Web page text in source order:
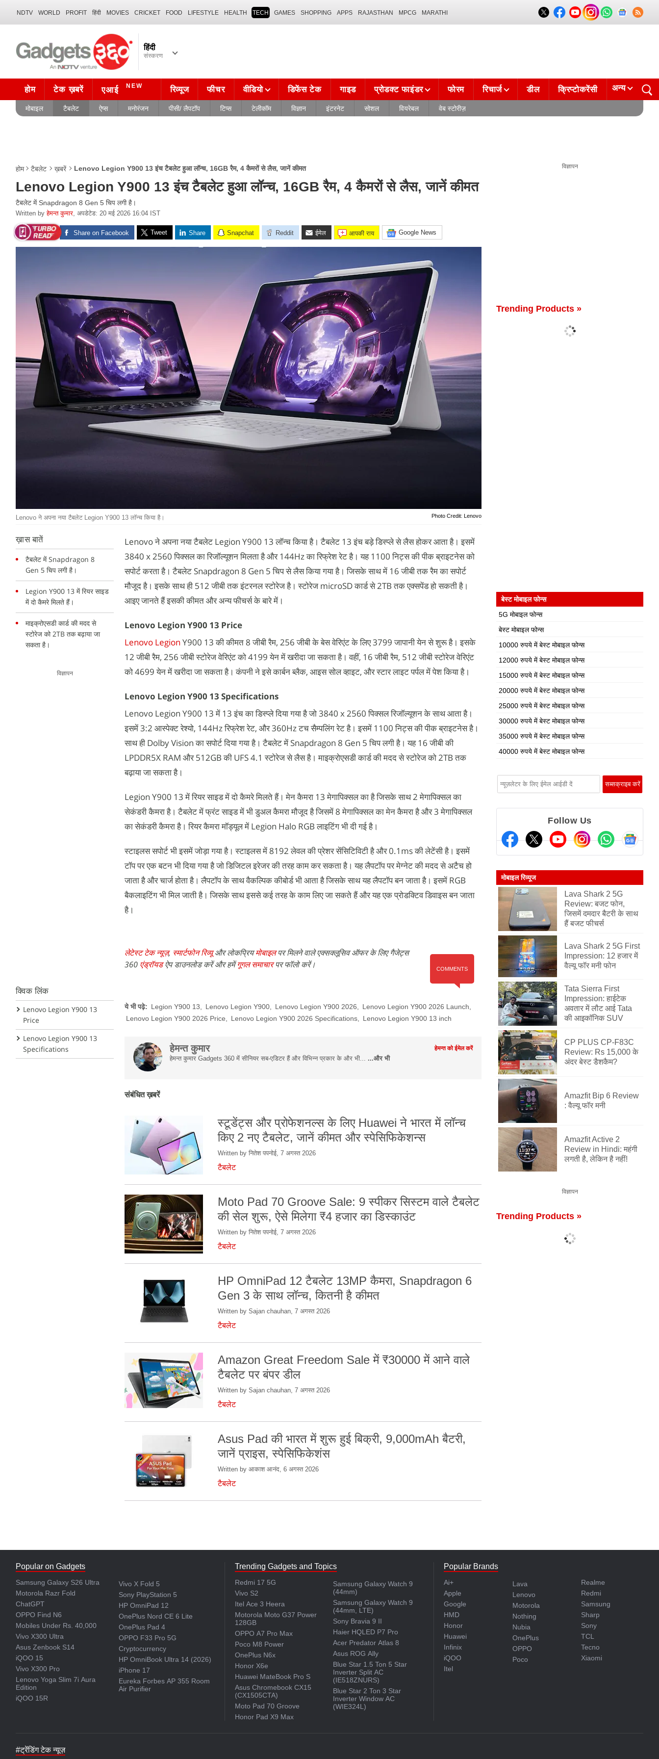
NDTV WORLD PROFIT हिंदी MOVIES CRICKET FOOD LIFESTYLE HEALTH TECH GAMES SHOPPING APPS RAJASTHAN MPCG MARATHI
हिंदी
संस्करण
होम टेक ख़बरें एआई NEW रिव्यूज फीचर वीडियो डिफेंस टेक गाइड प्रोडक्ट फाइंडर फोरम रिचार्ज डील क्रिप्टोकरेंसी अन्य
मोबाइल टैबलेट ऐप्स मनोरंजन पीसी/ लैपटॉप टिप्स टेलीकॉम विज्ञान इंटरनेट सोशल वियरेबल वेब स्टोरीज़
होम टैबलेट ख़बरें Lenovo Legion Y900 13 इंच टैबलेट हुआ लॉन्च, 16GB रैम, 4 कैमरों से लैस, जानें कीमत
Lenovo Legion Y900 13 इंच टैबलेट हुआ लॉन्च, 16GB रैम, 4 कैमरों से लैस, जानें कीमत
टैबलेट में Snapdragon 8 Gen 5 चिप लगी है।
Written byहेमन्त कुमार, अपडेटेड: 20 मई 2026 16:04 IST
Share on Facebook Tweet Share Snapchat Reddit ईमेल आपकी राय Google News
Photo Credit: Lenovo
Lenovo ने अपना नया टैबलेट Legion Y900 13 लॉन्च किया है।
ख़ास बातें
टैबलेट में Snapdragon 8
Gen 5 चिप लगी है।
Legion Y900 13 में रियर साइड
में दो कैमरे मिलते हैं।
माइक्रोएसडी कार्ड की मदद से
स्टोरेज को 2TB तक बढ़ाया जा
सकता है।
विज्ञापन
क्विक लिंक
Lenovo Legion Y900 13
Price
Lenovo Legion Y900 13
Specifications
Lenovo ने अपना नया टैबलेट Legion Y900 13 लॉन्च किया है। टैबलेट 13 इंच बड़े डिस्प्ले से लैस होकर आता है। इसमें
3840 x 2560 पिक्सल का रिजॉल्यूशन मिलता है और 144Hz का रिफ्रेश रेट है। यह 1100 निट्स की पीक ब्राइटनेस को
सपोर्ट करता है। टैबलेट Snapdragon 8 Gen 5 चिप से लैस किया गया है। जिसके साथ में 16 जीबी तक रैम का सपोर्ट
मौजूद है। इसके साथ ही 512 जीबी तक इंटरनल स्टोरेज है। स्टोरेज microSD कार्ड से 2TB तक एक्सपेंड हो सकती है।
आइए जानते हैं इसकी कीमत और अन्य फीचर्स के बारे में।
Lenovo Legion Y900 13 Price
Lenovo Legion Y900 13 की कीमत 8 जीबी रैम, 256 जीबी के बेस वेरिएंट के लिए 3799 जापानी येन से शुरू है। इसके
12 जीबी रैम, 256 जीबी स्टोरेज वेरिएंट को 4199 येन में खरीदा जा सकता है। वहीं, 16 जीबी रैम, 512 जीबी स्टोरेज वेरिएंट
को 4699 येन में खरीदा जा सकता है। कंपनी ने इसे कार्बन ब्लैक, आइस सोल व्हाइट, और स्टार लाइट पर्पल में पेश किया है।
Lenovo Legion Y900 13 Specifications
Lenovo Legion Y900 13 में 13 इंच का डिस्प्ले दिया गया है जो 3840 x 2560 पिक्सल रिजॉल्यूशन के साथ आता है।
इसमें 3:2 आस्पेक्ट रेश्यो, 144Hz रिफ्रेश रेट, और 360Hz टच सैम्पलिंग रेट है। इसमें 1100 निट्स की पीक ब्राइटनेस है।
साथ ही Dolby Vision का सपोर्ट दिया गया है। टैबलेट में Snapdragon 8 Gen 5 चिप लगी है। यह 16 जीबी की
LPDDR5X RAM और 512GB की UFS 4.1 स्टोरेज से लैस है। माइक्रोएसडी कार्ड की मदद से स्टोरेज को 2TB तक
बढ़ाया जा सकता है।
Legion Y900 13 में रियर साइड में दो कैमरे मिलते हैं। मेन कैमरा 13 मेगापिक्सल का है जिसके साथ 2 मेगापिक्सल का
सेकंडरी कैमरा है। टैबलेट में फ्रंट साइड में भी डुअल कैमरा मौजूद है जिसमें 8 मेगापिक्सल का मेन कैमरा है और 3 मेगापिक्सल
का सेकंडरी कैमरा है। रियर कैमरा मॉड्यूल में Legion Halo RGB लाइटिंग भी दी गई है।
स्टाइलस सपोर्ट भी इसमें जोड़ा गया है। स्टाइलस में 8192 लेवल की प्रेशर सेंसिटिविटी है और 0.1ms की लेटेंसी है। इसमें
टॉप पर एक बटन भी दिया गया है जो डिजिटल इरेजर की तरह काम कर सकता है। यह लैपटॉप पर मेग्नेट की मदद से अटैच हो
जाता है और चार्ज होता है। लैपटॉप के साथ वैकल्पिक कीबोर्ड भी आता है जिसके साथ यह लैपटॉप बन जाता है। इसमें RGB
बैकलाइटिंग भी मिल जाती है। जिसके साथ इससे कई तरह के काम लिए जा सकते हैं और यह एक प्रोडक्टिव डिवाइस बन जाता
है।
COMMENTS
लेटेस्ट टेक न्यूज़, स्मार्टफोन रिव्यूऔर लोकप्रियमोबाइलपर मिलने वाले एक्सक्लूसिव ऑफर के लिए गैजेट्स
360 एंड्रॉयडऐप डाउनलोड करें और हमेंगूगल समाचारपर फॉलो करें।
ये भी पढ़े: Legion Y900 13 Lenovo Legion Y900 Lenovo Legion Y900 2026 Lenovo Legion Y900 2026 Launch
Lenovo Legion Y900 2026 Price
Lenovo Legion Y900 2026 Specifications Lenovo Legion Y900 13 inch
हेमन्त कुमार हेमन्त को ईमेल करें
हेमन्त कुमार Gadgets 360 में सीनियर सब-एडिटर हैं और विभिन्न प्रकार के और भी... ...और भी
संबंधित ख़बरें
स्टूडेंट्स और प्रोफेशनल्स के लिए Huawei ने भारत में लॉन्च
किए 2 नए टैबलेट, जानें कीमत और स्पेसिफिकेशन्स
Written by नितेश पपनोई, 7 अगस्त 2026
टैबलेट
Moto Pad 70 Groove Sale: 9 स्पीकर सिस्टम वाले टैबलेट
की सेल शुरू, ऐसे मिलेगा ₹4 हजार का डिस्काउंट
Written by नितेश पपनोई, 7 अगस्त 2026
टैबलेट
HP OmniPad 12 टैबलेट 13MP कैमरा, Snapdragon 6
Gen 3 के साथ लॉन्च, कितनी है कीमत
Written by Sajan chauhan, 7 अगस्त 2026
टैबलेट
Amazon Great Freedom Sale में ₹30000 में आने वाले
टैबलेट पर बंपर डील
Written by Sajan chauhan, 7 अगस्त 2026
टैबलेट
Asus Pad की भारत में शुरू हुई बिक्री, 9,000mAh बैटरी,
जानें प्राइस, स्पेसिफिकेशंस
Written by आकाश आनंद, 6 अगस्त 2026
टैबलेट
विज्ञापन
Trending Products »
बेस्ट मोबाइल फोन्स
5G मोबाइल फोन्स
बेस्ट मोबाइल फोन्स
10000 रुपये में बेस्ट मोबाइल फोन्स
12000 रुपये में बेस्ट मोबाइल फोन्स
15000 रुपये में बेस्ट मोबाइल फोन्स
20000 रुपये में बेस्ट मोबाइल फोन्स
25000 रुपये में बेस्ट मोबाइल फोन्स
30000 रुपये में बेस्ट मोबाइल फोन्स
35000 रुपये में बेस्ट मोबाइल फोन्स
40000 रुपये में बेस्ट मोबाइल फोन्स
Follow Us
मोबाइल रिव्यूज
Lava Shark 2 5G
Review: बजट फोन,
जिसमें दमदार बैटरी के साथ
हैं बजट फीचर्स
Lava Shark 2 5G First
Impression: 12 हजार में
वैल्यू फॉर मनी फोन
Tata Sierra First
Impression: हाईटेक
अवतार में लौट आई Tata
की आइकॉनिक SUV
CP PLUS CP-F83C
Review: Rs 15,000 के
अंदर बेस्ट डैशकैम?
Amazfit Bip 6 Review
: वैल्यू फॉर मनी
Amazfit Active 2
Review in Hindi: महंगी
लगती है, लेकिन है नहीं!
विज्ञापन
Trending Products »
Popular on Gadgets
Samsung Galaxy S26 Ultra
Motorola Razr Fold
ChatGPT
OPPO Find N6
Mobiles Under Rs. 40,000
Vivo X300 Ultra
Asus Zenbook S14
iQOO 15
Vivo X300 Pro
Lenovo Yoga Slim 7i Aura
Edition
iQOO 15R
Vivo X Fold 5
Sony PlayStation 5
HP OmniPad 12
OnePlus Nord CE 6 Lite
OnePlus Pad 4
OPPO F33 Pro 5G
Cryptocurrency
HP OmniBook Ultra 14 (2026)
iPhone 17
Eureka Forbes AP 355 Room
Air Purifier
Trending Gadgets and Topics
Redmi 17 5G
Vivo S2
Itel Ace 3 Heera
Motorola Moto G37 Power
128GB
OPPO A7 Pro Max
Poco M8 Power
OnePlus N6x
Honor X6e
Huawei MateBook Pro S
Asus Chromebook CX15
(CX1505CTA)
Moto Pad 70 Groove
Honor Pad X9 Max
Samsung Galaxy Watch 9
(44mm)
Samsung Galaxy Watch 9
(44mm, LTE)
Sony Bravia 9 II
Haier HQLED P7 Pro
Acer Predator Atlas 8
Asus ROG Ally
Blue Star 1.5 Ton 5 Star
Inverter Split AC
(IE518ZNURS)
Blue Star 2 Ton 3 Star
Inverter Window AC
(WIE324L)
Popular Brands
Ai+
Apple
Google
HMD
Honor
Huawei
Infinix
iQOO
Itel
Lava
Lenovo
Motorola
Nothing
Nubia
OnePlus
OPPO
Poco
Realme
Redmi
Samsung
Sharp
Sony
TCL
Tecno
Xiaomi
#ट्रेंडिंग टेक न्यूज़